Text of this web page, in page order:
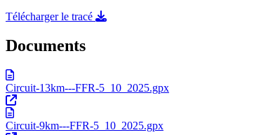
Télécharger le tracé
Documents
Circuit-13km---FFR-5_10_2025.gpx
Circuit-9km---FFR-5_10_2025.gpx